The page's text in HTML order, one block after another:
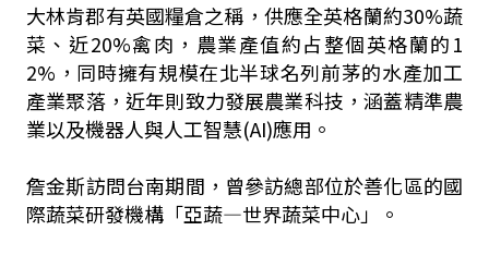
大林肯郡有英國糧倉之稱，供應全英格蘭約30%蔬
菜、近20%禽肉，農業產值約占整個英格蘭的1
2%，同時擁有規模在北半球名列前茅的水產加工
產業聚落，近年則致力發展農業科技，涵蓋精準農
業以及機器人與人工智慧(AI)應用。
詹金斯訪問台南期間，曾參訪總部位於善化區的國
際蔬菜研發機構「亞蔬—世界蔬菜中心」。